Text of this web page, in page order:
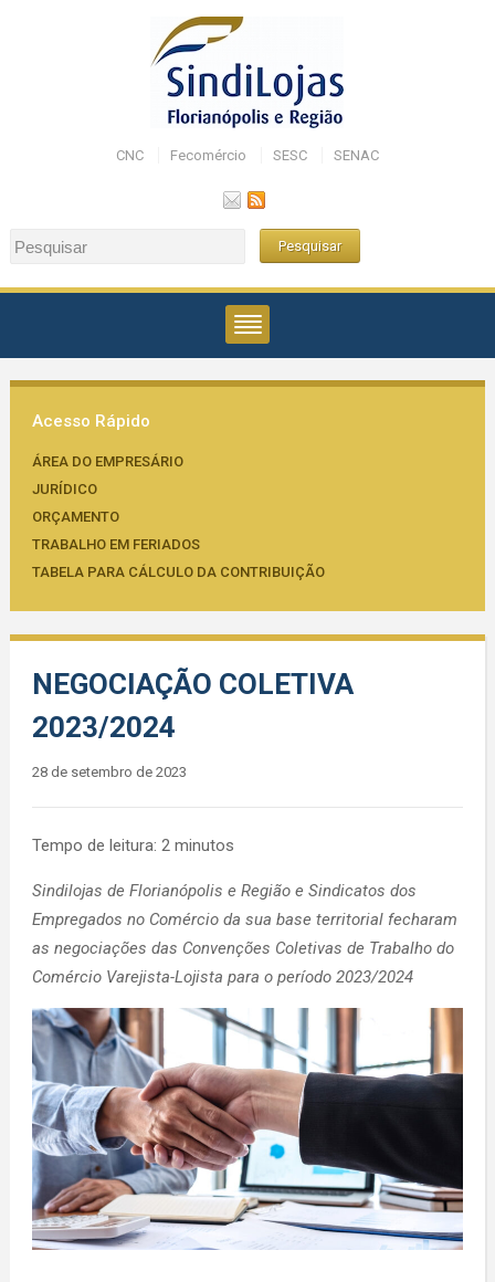
CNC Fecomércio SESC SENAC
Acesso Rápido
ÁREA DO EMPRESÁRIO
JURÍDICO
ORÇAMENTO
TRABALHO EM FERIADOS
TABELA PARA CÁLCULO DA CONTRIBUIÇÃO
NEGOCIAÇÃO COLETIVA
2023/2024
28 de setembro de 2023
Tempo de leitura: 2 minutos
Sindilojas de Florianópolis e Região e Sindicatos dos
Empregados no Comércio da sua base territorial fecharam
as negociações das Convenções Coletivas de Trabalho do
Comércio Varejista-Lojista para o período 2023/2024